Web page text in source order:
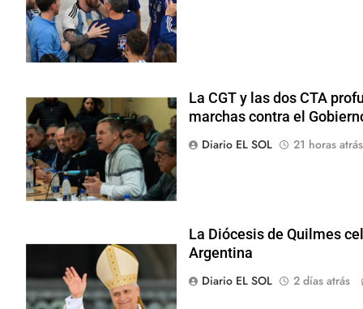
La CGT y las dos CTA
marchas contra el
Diario EL SOL
21 horas atrás
La Diócesis de Quilmes
Argentina
Diario EL SOL
2 días atrás